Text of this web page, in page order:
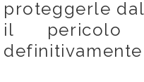
proteggerle
il pericolo